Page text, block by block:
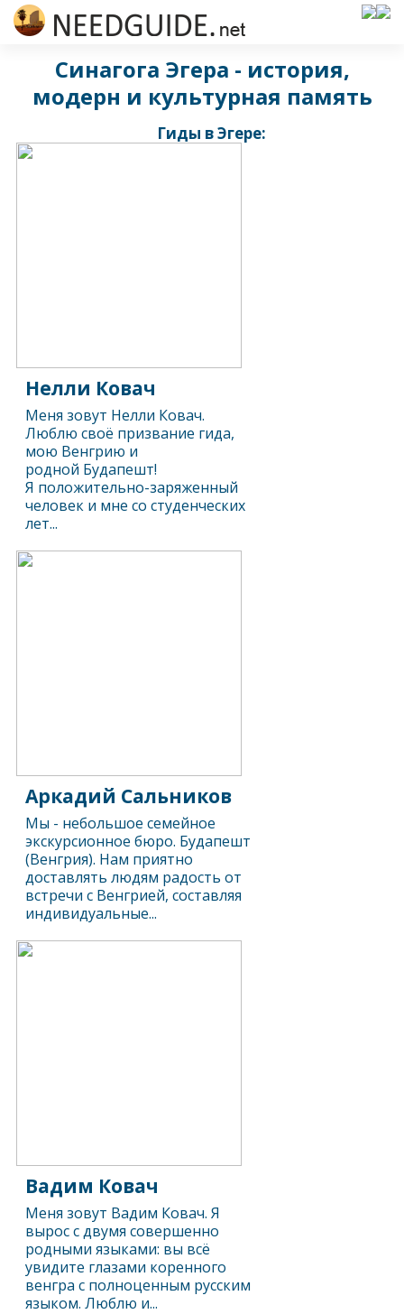
Синагога Эгера - история,
модерн и культурная память
Гиды в Эгере:
Нелли Ковач
Меня зовут Нелли Ковач.
Люблю своё призвание гида,
мою Венгрию и
родной Будапешт!
Я положительно-заряженный
человек и мне со студенческих
лет...
Аркадий Сальников
Мы - небольшое семейное
экскурсионное бюро. Будапешт
(Венгрия). Нам приятно
доставлять людям радость от
встречи с Венгрией, составляя
индивидуальные...
Вадим Ковач
Меня зовут Вадим Ковач. Я
вырос с двумя совершенно
родными языками: вы всё
увидите глазами коренного
венгра с полноценным русским
языком. Люблю и...